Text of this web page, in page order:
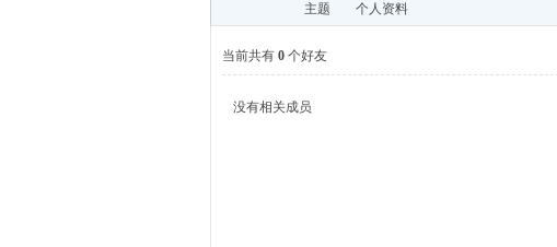
主题 个人资料
当前共有 0 个好友
没有相关成员